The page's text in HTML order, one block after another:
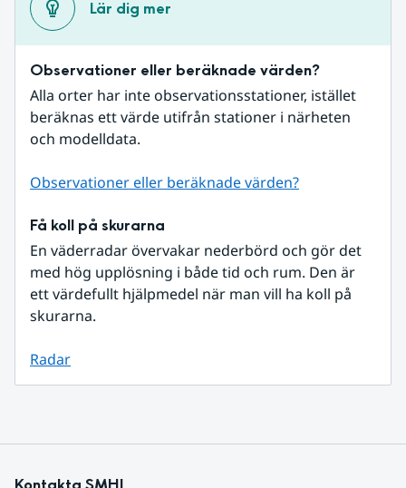
Lär dig mer
Observationer eller beräknade värden?
Alla orter har inte observationsstationer, istället
beräknas ett värde utifrån stationer i närheten
och modelldata.
Observationer eller beräknade värden?
Få koll på skurarna
En väderradar övervakar nederbörd och gör det
med hög upplösning i både tid och rum. Den är
ett värdefullt hjälpmedel när man vill ha koll på
skurarna.
Radar